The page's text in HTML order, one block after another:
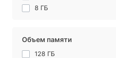
8 ГБ
Объем памяти
128 ГБ